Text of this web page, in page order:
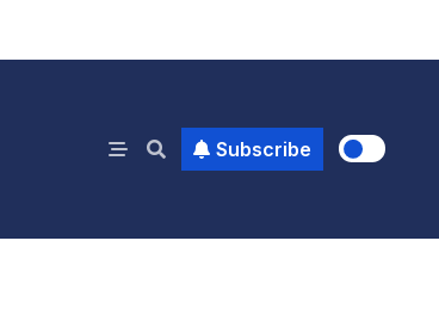
Subscribe